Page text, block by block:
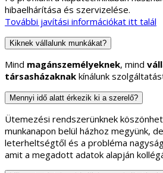
hibaelhárítása és szervizelése.
További javítási információkat itt talál
Kiknek vállalunk munkákat?
Mind magánszemélyeknek, mind
társasházaknak kínálunk
Mennyi idő alatt érkezik ki a szerelő?
Ütemezési rendszerünknek
munkanapon belül házhoz megyünk,
leterheltségtől és a probléma
amit a megadott adatok alapján